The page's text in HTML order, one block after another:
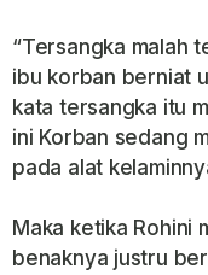
“Tersangka malah
ibu korban berniat
kata tersangka itu
ini Korban sedang
pada alat
Maka ketika Rohini
benaknya justru